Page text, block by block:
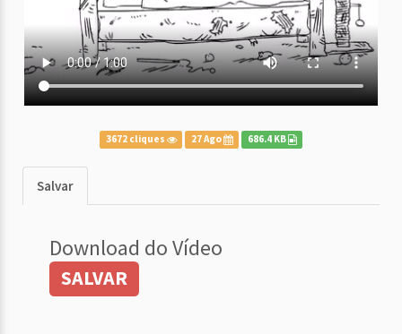
3672 cliques 27 Ago 686.4 KB
Salvar
Download do Vídeo
SALVAR